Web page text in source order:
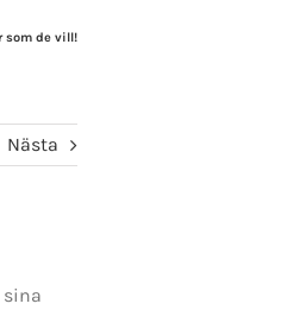
som de vill!
Nästa